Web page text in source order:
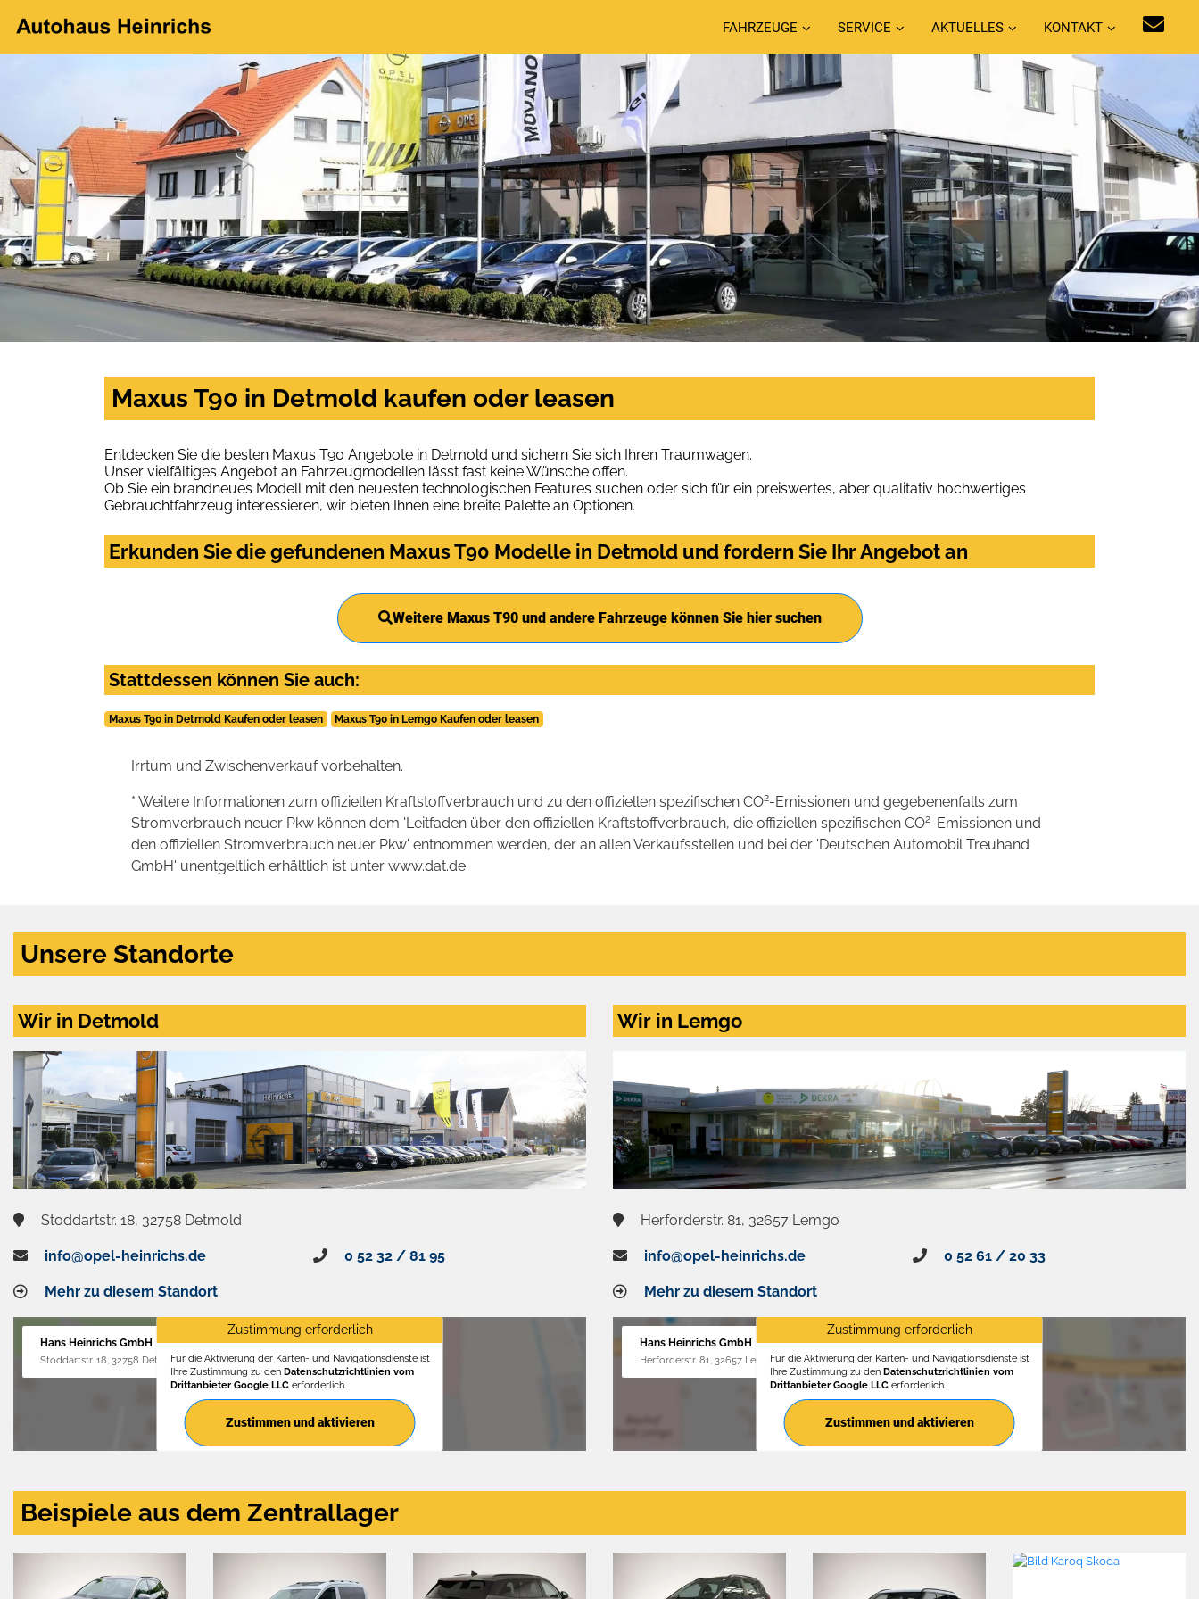
FAHRZEUGE SERVICE AKTUELLES KONTAKT
Maxus T90 in Detmold kaufen oder leasen
Entdecken Sie die besten Maxus T90 Angebote in Detmold und sichern Sie sich Ihren Traumwagen.
Unser vielfältiges Angebot an Fahrzeugmodellen lässt fast keine Wünsche offen.
Ob Sie ein brandneues Modell mit den neuesten technologischen Features suchen oder sich für ein preiswertes, aber qualitativ hochwertiges
Gebrauchtfahrzeug interessieren, wir bieten Ihnen eine breite Palette an Optionen.
Erkunden Sie die gefundenen Maxus T90 Modelle in Detmold und fordern Sie Ihr Angebot an
Weitere Maxus T90 und andere Fahrzeuge können Sie hier suchen
Stattdessen können Sie auch:
Maxus T90 in Detmold Kaufen oder leasen Maxus T90 in Lemgo Kaufen oder leasen
Irrtum und Zwischenverkauf vorbehalten.
* Weitere Informationen zum offiziellen Kraftstoffverbrauch und zu den offiziellen spezifischen CO2-Emissionen und gegebenenfalls zum
Stromverbrauch neuer Pkw können dem 'Leitfaden über den offiziellen Kraftstoffverbrauch, die offiziellen spezifischen CO2-Emissionen und
den offiziellen Stromverbrauch neuer Pkw' entnommen werden, der an allen Verkaufsstellen und bei der 'Deutschen Automobil Treuhand
GmbH' unentgeltlich erhältlich ist unter www.dat.de.
Unsere Standorte
Wir in Detmold
Stoddartstr. 18, 32758 Detmold
info@opel-heinrichs.de 0 52 32 / 81 95
Mehr zu diesem Standort
Hans Heinrichs GmbH
Stoddartstr. 18, 32758 Detmold
Zustimmung erforderlich
Für die Aktivierung der Karten- und Navigationsdienste ist
Ihre Zustimmung zu den Datenschutzrichtlinien vom
Drittanbieter Google LLCerforderlich.
Zustimmen und aktivieren
Wir in Lemgo
Herforderstr. 81, 32657 Lemgo
info@opel-heinrichs.de 0 52 61 / 20 33
Mehr zu diesem Standort
Hans Heinrichs GmbH
Herforderstr. 81, 32657 Lemgo
Zustimmung erforderlich
Für die Aktivierung der Karten- und Navigationsdienste ist
Ihre Zustimmung zu den Datenschutzrichtlinien vom
Drittanbieter Google LLCerforderlich.
Zustimmen und aktivieren
Beispiele aus dem Zentrallager